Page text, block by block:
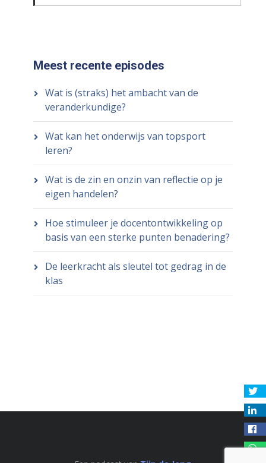
Meest recente episodes
Wat is (straks) het ambacht van de
veranderkundige?
Wat kan het onderwijs van topsport
leren?
Wat is de zin en onzin van reflectie op je
eigen handelen?
Hoe stimuleer je docentontwikkeling op
basis van een sterke punten benadering?
De leerkracht als sleutel tot gedrag in de
klas